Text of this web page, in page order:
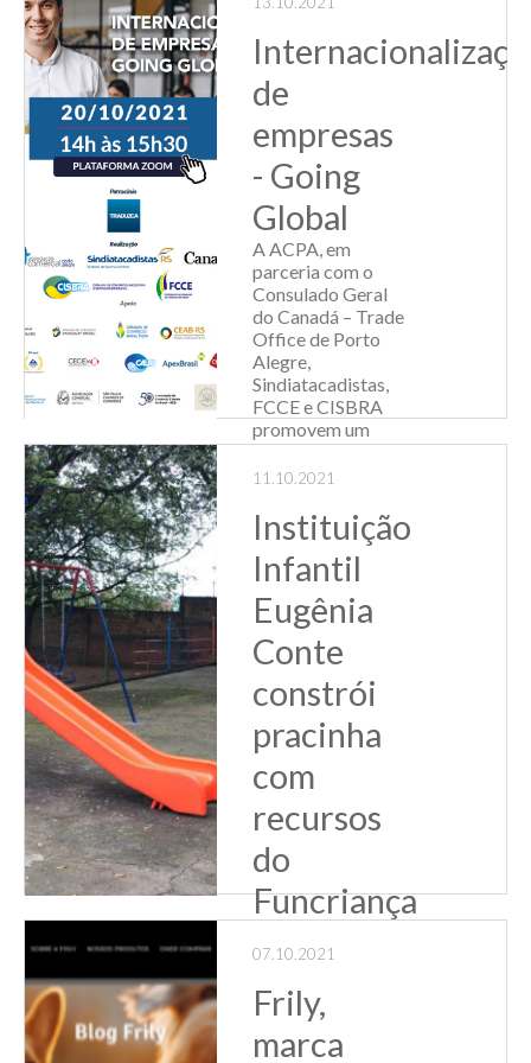
índice registrou
120,4 pon...
Leia Mais
de
empresas
- Going
Global
A ACPA, em
parceria com o
Consulado Geral
do Canadá – Trade
Office de Porto
Alegre,
Sindiatacadistas,
FCCE e CISBRA
promovem um
evento que busca
auxiliar as
nacionais para que
tenham nível in...
Leia Mais
11.10.2021
Instituição
Infantil
Eugênia
Conte
constrói
pracinha
com
recursos
do
Funcriança
Infantil Eugênia
apoiada pelo
Sindiatacadistas,
compartilhou
07.10.2021
Frily,
marca